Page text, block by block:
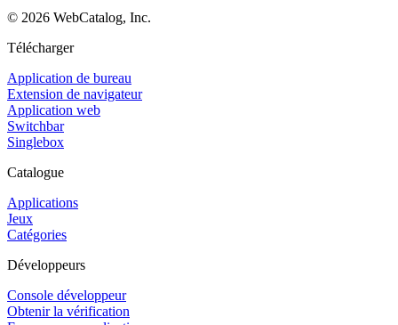
© 2026 WebCatalog, Inc.
Télécharger
Application de bureau
Extension de navigateur
Application web
Switchbar
Singlebox
Catalogue
Applications
Jeux
Catégories
Développeurs
Console développeur
Obtenir la vérification